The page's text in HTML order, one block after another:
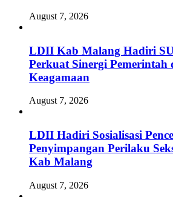
August 7, 2026
LDII Kab Malang Hadiri
Perkuat Sinergi Pemerintah
Keagamaan
August 7, 2026
LDII Hadiri Sosialisasi
Penyimpangan Perilaku
Kab Malang
August 7, 2026